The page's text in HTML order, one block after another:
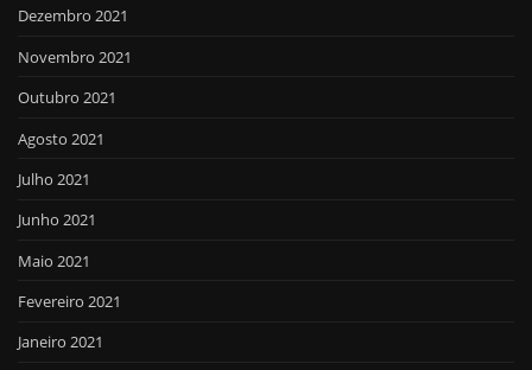
Dezembro 2021
Novembro 2021
Outubro 2021
Agosto 2021
Julho 2021
Junho 2021
Maio 2021
Fevereiro 2021
Janeiro 2021